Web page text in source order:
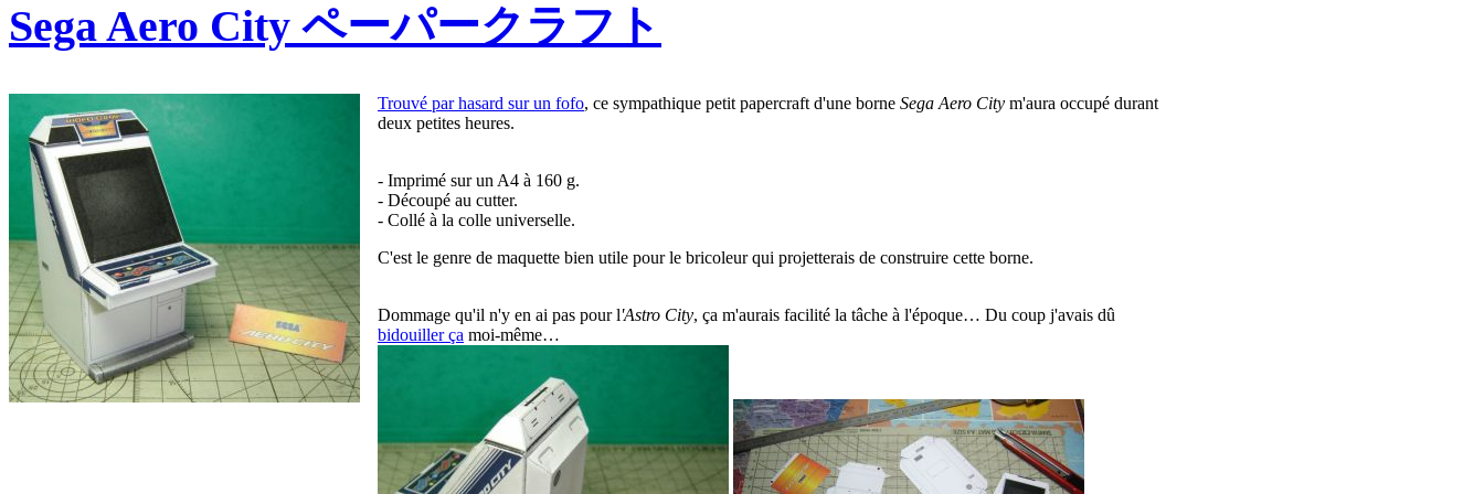
Sega Aero City ペーパークラフト
Trouvé par hasard sur un fofo, ce sympathique petit papercraft d'une borne Sega Aero City m'aura occupé durant
deux petites heures.
- Imprimé sur un A4 à 160 g.
- Découpé au cutter.
- Collé à la colle universelle.
C'est le genre de maquette bien utile pour le bricoleur qui projetterais de construire cette borne.
Dommage qu'il n'y en ai pas pour l'Astro City, ça m'aurais facilité la tâche à l'époque… Du coup j'avais dû
bidouiller ça moi-même…